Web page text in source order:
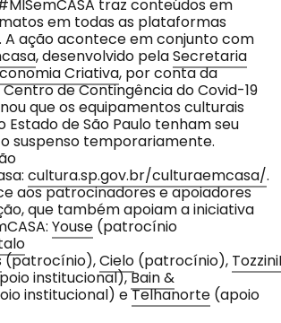
traz conteúdos em
em todas as plataformas
A ação acontece em conjunto com
, desenvolvido pelaSecretaria
Criativa, por conta da
de Contingência do Covid-19
que os equipamentos culturais
Estado de São Paulo tenham seu
suspenso temporariamente.
cultura.sp.gov.br/culturaemcasa/.
aos patrocinadores e apoiadores
que também apoiam a iniciativa
Youse (patrocínio
(patrocínio),Cielo (patrocínio),
institucional),Bain &
institucional) eTelhanorte (apoio